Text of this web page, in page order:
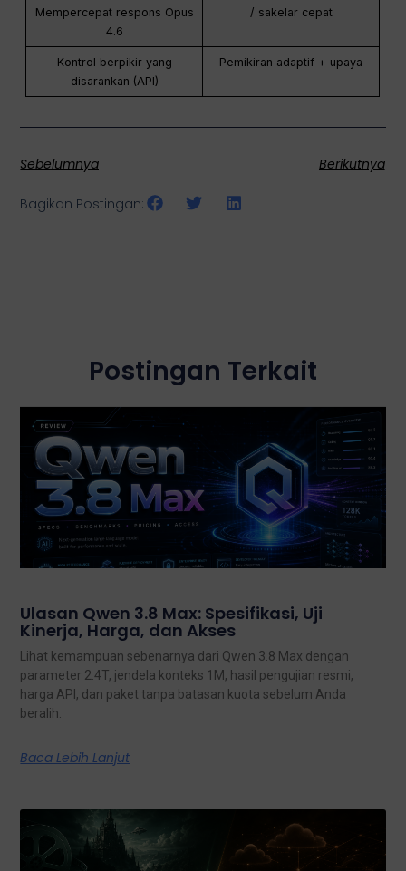
Mempercepat respons Opus
4.6
/ sakelar cepat
Kontrol berpikir yang
disarankan (API)
Pemikiran adaptif + upaya
Sebelumnya Berikutnya
Bagikan Postingan:
Postingan Terkait
Ulasan Qwen 3.8 Max: Spesifikasi, Uji
Kinerja, Harga, dan Akses
Lihat kemampuan sebenarnya dari Qwen 3.8 Max dengan
parameter 2.4T, jendela konteks 1M, hasil pengujian resmi,
harga API, dan paket tanpa batasan kuota sebelum Anda
beralih.
Baca Lebih Lanjut